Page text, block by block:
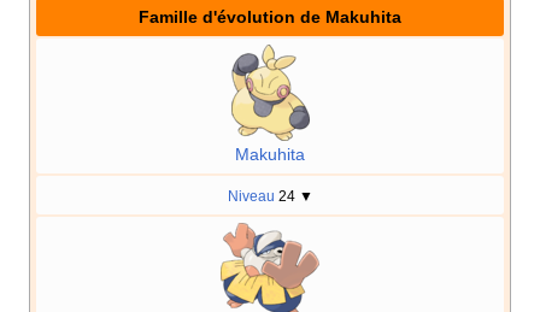
Famille d'évolution de Makuhita
Makuhita
Niveau 24 ▼